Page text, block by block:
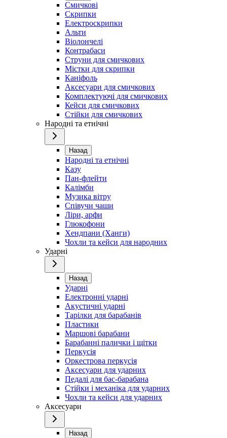
Смичкові
Скрипки
Електроскрипки
Альти
Віолончелі
Контрабаси
Струни для смичкових
Містки для скрипки
Каніфоль
Аксесуари для смичкових
Комплектуючі для смичкових
Кейси для смичкових
Стійки для смичкових
Народні та етнічні
Назад
Народні та етнічні
Казу
Пан-флейти
Калімби
Музика вітру
Співучи чаши
Ліри, арфи
Глюкофони
Хендпани (Ханги)
Чохли та кейси для народних
Ударні
Назад
Ударні
Електронні ударні
Акустичні ударні
Тарілки для барабанів
Пластики
Маршові барабани
Барабанні палички і щітки
Перкусія
Оркестрова перкусія
Аксесуари для ударних
Педалі для бас-барабана
Стійки і механіка для ударних
Чохли та кейси для ударних
Аксесуари
Назад